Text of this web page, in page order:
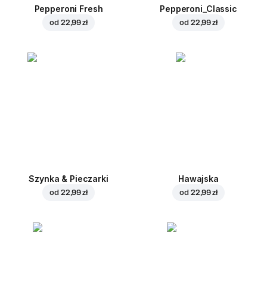
Pepperoni Fresh
od 22,99 zł
Pepperoni_Classic
od 22,99 zł
Szynka & Pieczarki
od 22,99 zł
Hawajska
od 22,99 zł